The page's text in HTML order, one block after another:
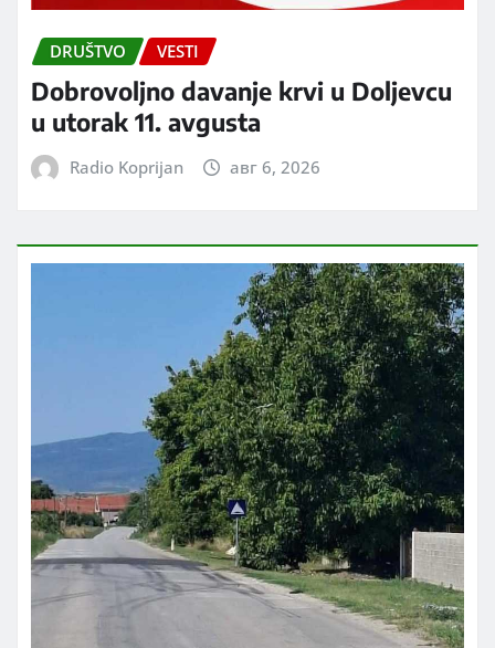
DRUŠTVO VESTI
Dobrovoljno davanje krvi u Doljevcu
u utorak 11. avgusta
Radio Koprijan авг 6, 2026